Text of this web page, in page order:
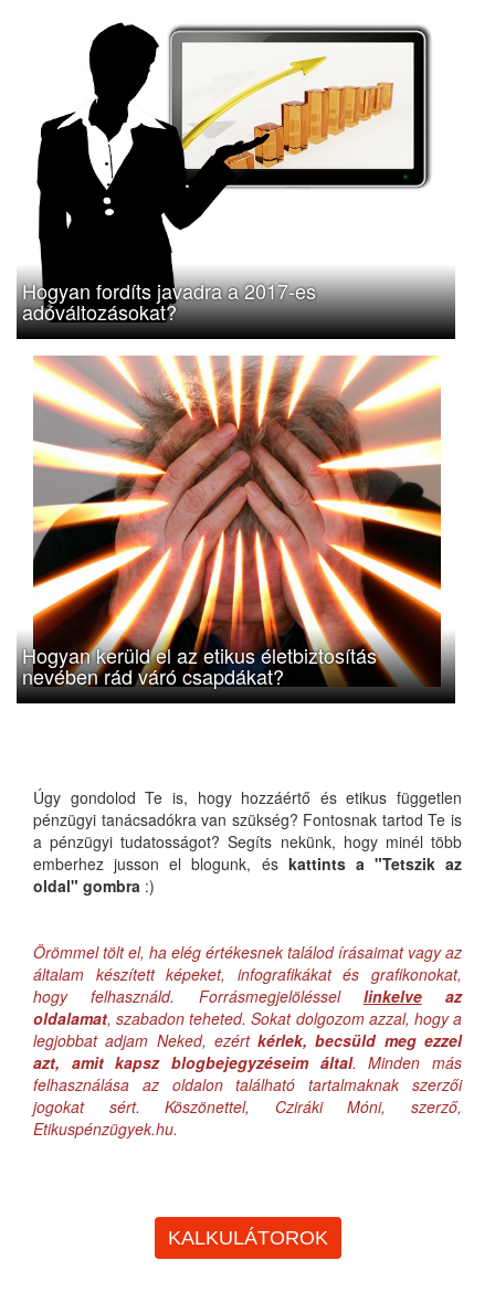
Hogyan fordíts javadra a 2017-es
adóváltozásokat?
Hogyan kerüld el az etikus életbiztosítás
nevében rád váró csapdákat?
Úgy gondolod Te is, hogy hozzáértő és etikus független
pénzügyi tanácsadókra van szükség? Fontosnak tartod Te is
a pénzügyi tudatosságot? Segíts nekünk, hogy minél több
emberhez jusson el blogunk, és kattints a "Tetszik az
oldal" gombra :)
Örömmel tölt el, ha elég értékesnek találod írásaimat vagy az
általam készített képeket, infografikákat és grafikonokat,
hogy felhasználd. Forrásmegjelöléssel linkelveaz
oldalamat, szabadon teheted. Sokat dolgozom azzal, hogy a
legjobbat adjam Neked, ezértkérlek, becsüld meg ezzel
azt, amit kapsz blogbejegyzéseim által. Minden más
felhasználása az oldalon található tartalmaknak szerzői
jogokat sért. Köszönettel, Cziráki Móni, szerző,
Etikuspénzügyek.hu.
KALKULÁTOROK